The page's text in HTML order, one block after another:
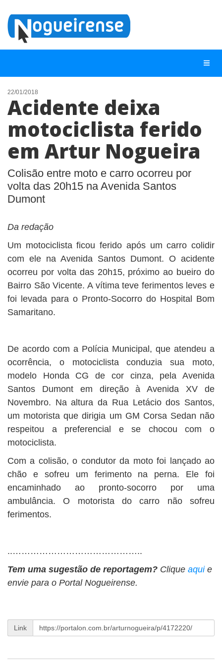
NOTÍCIAS
LISTA DIGITAL
TELEFONES ÚTEIS
CONTATO
ANUNCIE
22/01/2018
Acidente deixa
motociclista ferido
em Artur Nogueira
Colisão entre moto e carro ocorreu por
volta das 20h15 na Avenida Santos
Dumont
Da redação
Um motociclista ficou ferido após um carro colidir
com ele na Avenida Santos Dumont. O acidente
ocorreu por volta das 20h15, próximo ao bueiro do
Bairro São Vicente. A vítima teve ferimentos leves e
foi levada para o Pronto-Socorro do Hospital Bom
Samaritano.
De acordo com a Polícia Municipal, que atendeu a
ocorrência, o motociclista conduzia sua moto,
modelo Honda CG de cor cinza, pela Avenida
Santos Dumont em direção à Avenida XV de
Novembro. Na altura da Rua Letácio dos Santos,
um motorista que dirigia um GM Corsa Sedan não
respeitou a preferencial e se chocou com o
motociclista.
Com a colisão, o condutor da moto foi lançado ao
chão e sofreu um ferimento na perna. Ele foi
encaminhado ao pronto-socorro por uma
ambulância. O motorista do carro não sofreu
ferimentos.
..……………………………………..
Tem uma sugestão de reportagem? Clique aqui e
envie para o Portal Nogueirense.
Link